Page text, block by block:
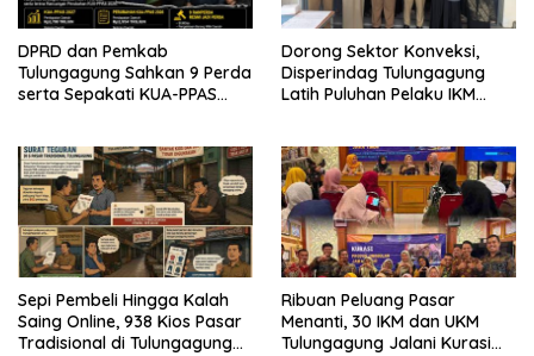
DPRD dan Pemkab
Tulungagung Sahkan 9 Perda
serta Sepakati KUA-PPAS
Dorong Sektor Konveksi,
Disperindag Tulungagung
Latih Puluhan Pelaku IKM
Sepi Pembeli Hingga Kalah
Saing Online, 938 Kios Pasar
Tradisional di Tulungagung
Ribuan Peluang Pasar
Menanti, 30 IKM dan UKM
Tulungagung Jalani Kurasi